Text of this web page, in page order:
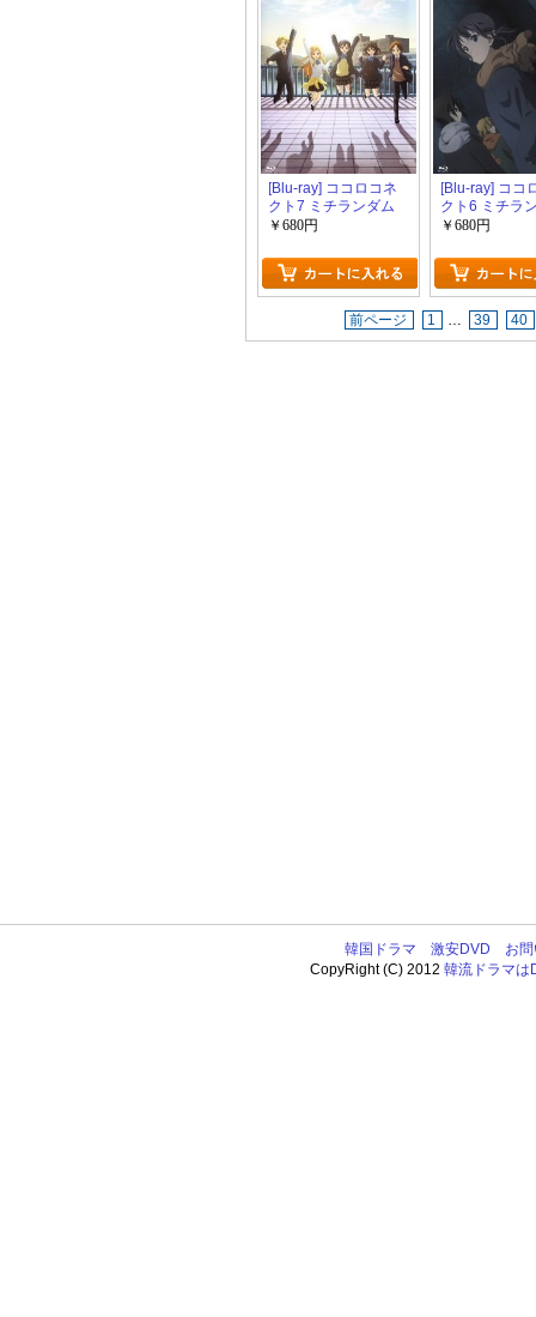
[Blu-ray] ココロコネ
クト7 ミチランダム
下
￥680円
[Blu-ray] ココ
クト6 ミチラ
上
￥680円
前ページ 1 … 39 40
韓国ドラマ 激安DVD
お
CopyRight (C) 2012韓流ドラマは